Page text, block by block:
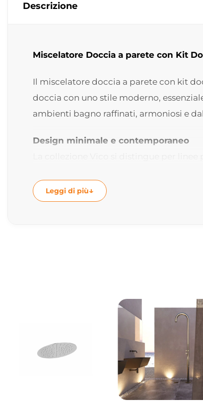
Descrizione
Miscelatore Doccia a parete con Kit
Il miscelatore doccia a parete con kit
doccia con uno stile moderno,
ambienti bagno raffinati, armoniosi e
Design minimale e contemporaneo
Miscelatore doccia a parete con kit
La configurazione a parete con kit
Comfort e praticità quotidiana
Il miscelatore consente di gestire
doccia.
Ideale per bagni moderni e minimalisti
Il design essenziale e
Leggi di più